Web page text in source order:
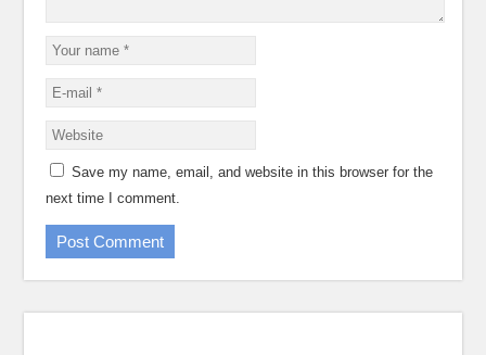
Save my name, email, and website in this browser for the
next time I comment.